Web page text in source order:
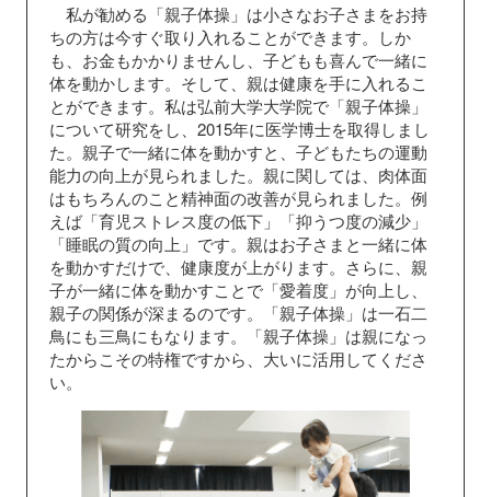
私が勧める「親子体操」は小さなお子さまをお持
ちの方は今すぐ取り入れることができます。しか
も、お金もかかりませんし、子どもも喜んで一緒に
体を動かします。そして、親は健康を手に入れるこ
とができます。私は弘前大学大学院で「親子体操」
について研究をし、2015年に医学博士を取得しまし
た。親子で一緒に体を動かすと、子どもたちの運動
能力の向上が見られました。親に関しては、肉体面
はもちろんのこと精神面の改善が見られました。例
えば「育児ストレス度の低下」「抑うつ度の減少」
「睡眠の質の向上」です。親はお子さまと一緒に体
を動かすだけで、健康度が上がります。さらに、親
子が一緒に体を動かすことで「愛着度」が向上し、
親子の関係が深まるのです。「親子体操」は一石二
鳥にも三鳥にもなります。「親子体操」は親になっ
たからこその特権ですから、大いに活用してくださ
い。